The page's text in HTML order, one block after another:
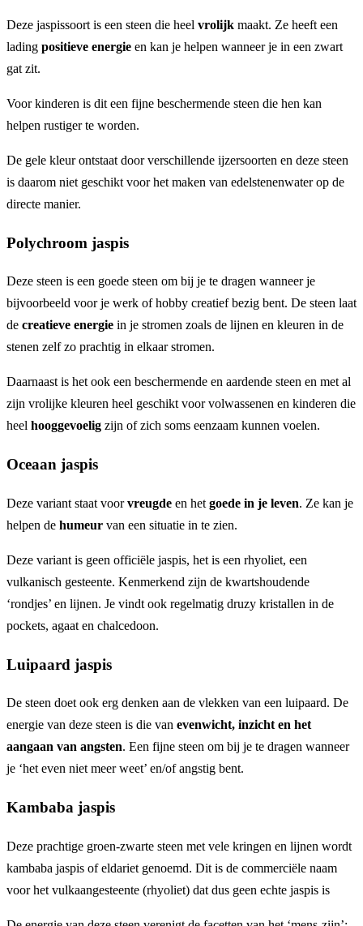
Deze jaspissoort is een steen die heel vrolijk maakt. Ze heeft een
lading positieve energie en kan je helpen wanneer je in een zwart
gat zit.
Voor kinderen is dit een fijne beschermende steen die hen kan
helpen rustiger te worden.
De gele kleur ontstaat door verschillende ijzersoorten en deze steen
is daarom niet geschikt voor het maken van edelstenenwater op de
directe manier.
Polychroom jaspis
Deze steen is een goede steen om bij je te dragen wanneer je
bijvoorbeeld voor je werk of hobby creatief bezig bent. De steen laat
de creatieve energie in je stromen zoals de lijnen en kleuren in de
stenen zelf zo prachtig in elkaar stromen.
Daarnaast is het ook een beschermende en aardende steen en met al
zijn vrolijke kleuren heel geschikt voor volwassenen en kinderen die
heel hooggevoelig zijn of zich soms eenzaam kunnen voelen.
Oceaan jaspis
Deze variant staat voorvreugde en het goede in je leven. Ze kan je
helpen de humeur van een situatie in te zien.
Deze variant is geen officiële jaspis, het is een rhyoliet, een
vulkanisch gesteente. Kenmerkend zijn de kwartshoudende
‘rondjes’ en lijnen. Je vindt ook regelmatig druzy kristallen in de
pockets, agaat en chalcedoon.
Luipaard jaspis
De steen doet ook erg denken aan de vlekken van een luipaard. De
energie van deze steen is die van evenwicht, inzicht en het
aangaan van angsten. Een fijne steen om bij je te dragen wanneer
je ‘het even niet meer weet’ en/of angstig bent.
Kambaba jaspis
Deze prachtige groen-zwarte steen met vele kringen en lijnen wordt
kambaba jaspis of eldariet genoemd. Dit is de commerciële naam
voor het vulkaangesteente (rhyoliet) dat dus geen echte jaspis is